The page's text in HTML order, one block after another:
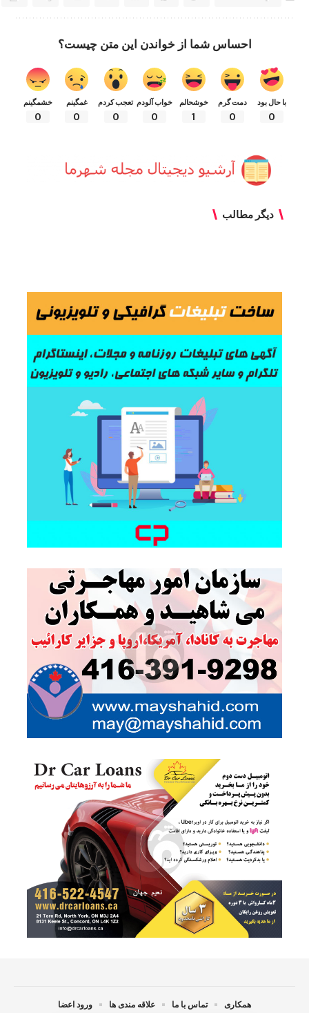
احساس شما از خواندن این متن چیست؟
با حال بود
0
دمت گرم
0
خوشحالم
1
خواب آلودم
0
تعجب کردم
0
غمگینم
0
خشمگینم
0
دیگر مطالب
همکاری تماس با ما علاقه مندی ها ورود اعضا